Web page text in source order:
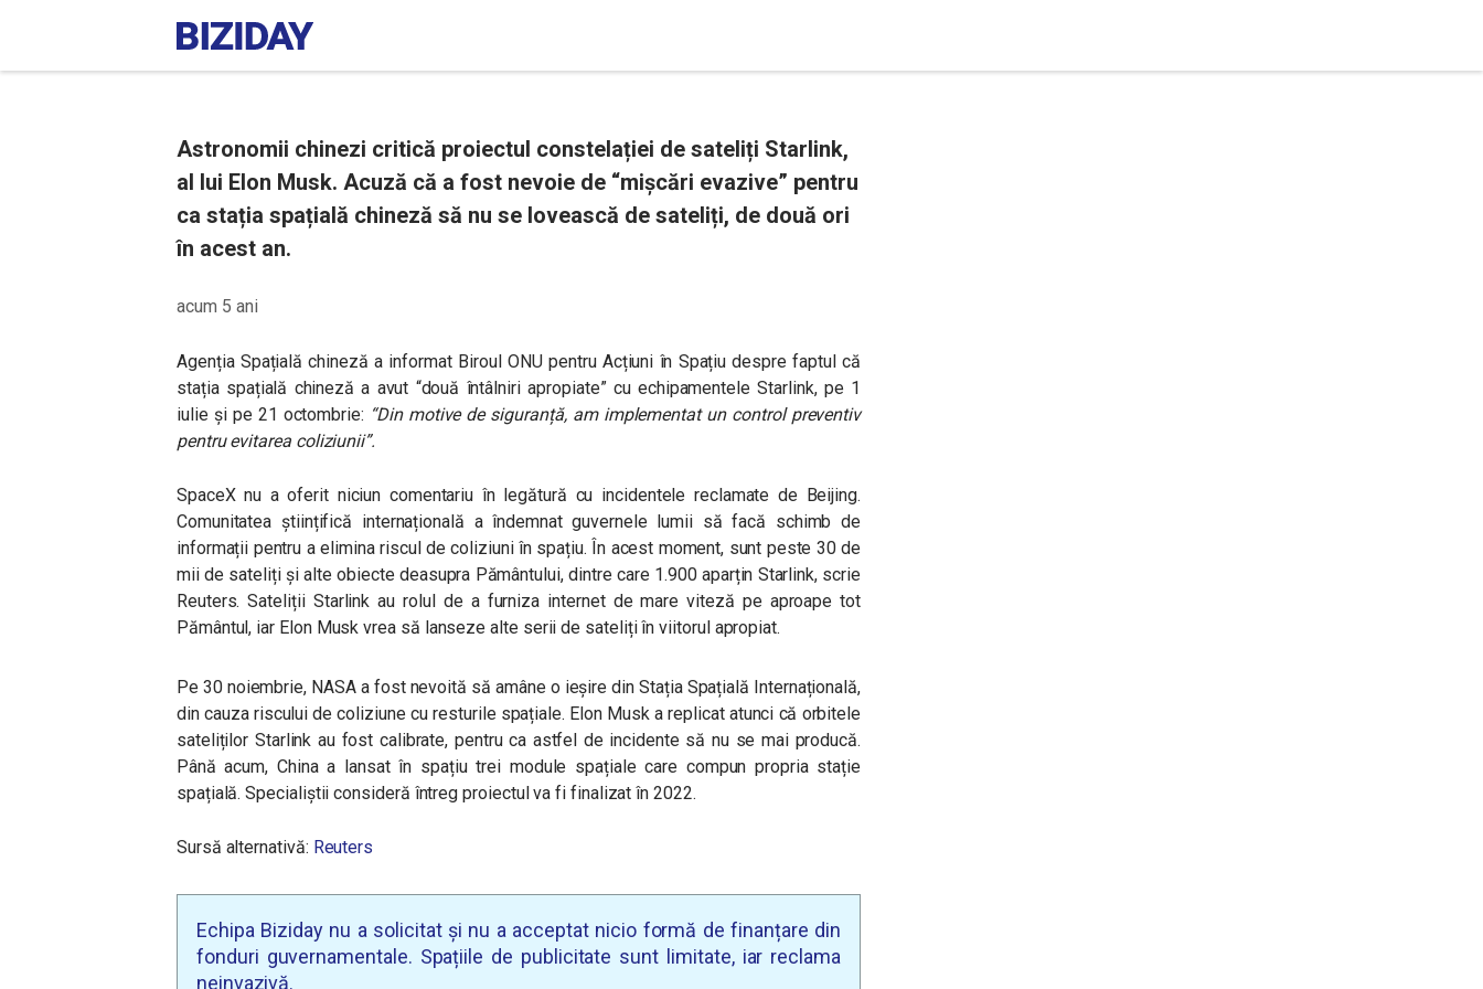
Astronomii chinezi critică proiectul constelației de sateliți Starlink,
al lui Elon Musk. Acuză că a fost nevoie de “mișcări evazive” pentru
ca stația spațială chineză să nu se lovească de sateliți, de două ori
în acest an.
acum 5 ani
Agenția Spațială chineză a informat Biroul ONU pentru Acțiuni în Spațiu despre faptul că
stația spațială chineză a avut “două întâlniri apropiate” cu echipamentele Starlink, pe 1
iulie și pe 21 octombrie: “Din motive de siguranță, am implementat un control preventiv
pentru evitarea coliziunii”.
SpaceX nu a oferit niciun comentariu în legătură cu incidentele reclamate de Beijing.
Comunitatea științifică internațională a îndemnat guvernele lumii să facă schimb de
informații pentru a elimina riscul de coliziuni în spațiu. În acest moment, sunt peste 30 de
mii de sateliți și alte obiecte deasupra Pământului, dintre care 1.900 aparțin Starlink, scrie
Reuters. Sateliții Starlink au rolul de a furniza internet de mare viteză pe aproape tot
Pământul, iar Elon Musk vrea să lanseze alte serii de sateliți în viitorul apropiat.
Pe 30 noiembrie, NASA a fost nevoită să amâne o ieșire din Stația Spațială Internațională,
din cauza riscului de coliziune cu resturile spațiale. Elon Musk a replicat atunci că orbitele
sateliților Starlink au fost calibrate, pentru ca astfel de incidente să nu se mai producă.
Până acum, China a lansat în spațiu trei module spațiale care compun propria stație
spațială. Specialiștii consideră întreg proiectul va fi finalizat în 2022.
Sursă alternativă: Reuters
Echipa Biziday nu a solicitat și nu a acceptat nicio formă de finanțare din
fonduri guvernamentale. Spațiile de publicitate sunt limitate, iar reclama
neinvazivă.